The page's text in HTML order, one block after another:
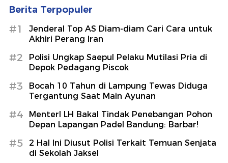
Berita Terpopuler
#1
Jenderal Top AS Diam-diam Cari Cara untuk
Akhiri Perang Iran
#2
Polisi Ungkap Saepul Pelaku Mutilasi Pria di
Depok Pedagang Piscok
#3
Bocah 10 Tahun di Lampung Tewas Diduga
Tergantung Saat Main Ayunan
#4
MenterI LH Bakal Tindak Penebangan Pohon
Depan Lapangan Padel Bandung: Barbar!
#5
2 Hal Ini Diusut Polisi Terkait Temuan Senjata
di Sekolah Jaksel